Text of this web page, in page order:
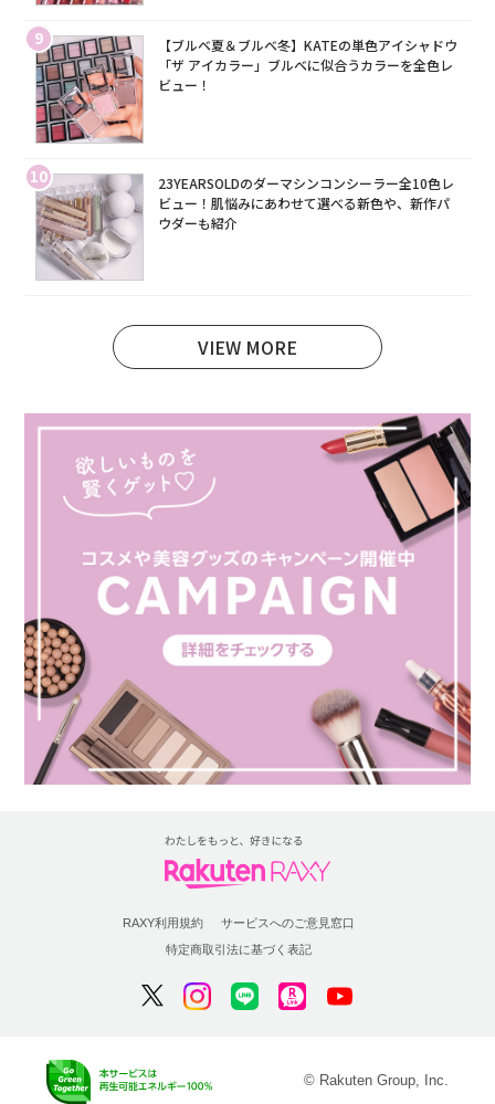
9
【ブルベ夏＆ブルベ冬】KATEの単色アイシャドウ
「ザ アイカラー」ブルベに似合うカラーを全色レ
ビュー！
10
23YEARSOLDのダーマシンコンシーラー全10色レ
ビュー！肌悩みにあわせて選べる新色や、新作パ
ウダーも紹介
VIEW MORE
RAXY利用規約
サービスへのご意見窓口
特定商取引法に基づく表記
© Rakuten Group, Inc.